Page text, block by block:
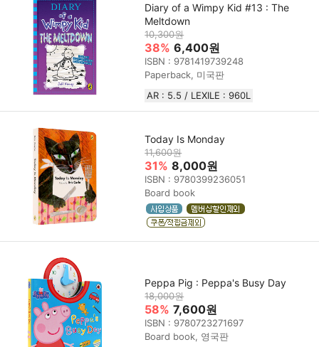
Diary of a Wimpy Kid #13 : The
Meltdown
10,300원
38% 6,400원
ISBN : 9781419739248
Paperback, 미국판
AR : 5.5 / LEXILE : 960L
Today Is Monday
11,600원
31% 8,000원
ISBN : 9780399236051
Board book
Peppa Pig : Peppa's Busy Day
18,000원
58% 7,600원
ISBN : 9780723271697
Board book, 영국판